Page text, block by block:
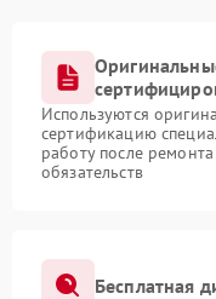
Используются
сертификацию
работу после
обязательств
Бесплатная